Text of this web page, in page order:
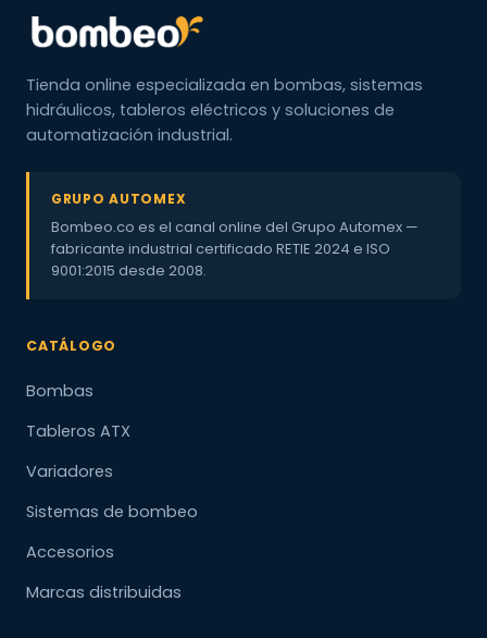
Tienda online especializada en bombas, sistemas
hidráulicos, tableros eléctricos y soluciones de
automatización industrial.
GRUPO AUTOMEX
Bombeo.co es el canal online del Grupo Automex —
fabricante industrial certificado RETIE 2024 e ISO
9001:2015 desde 2008.
CATÁLOGO
Bombas
Tableros ATX
Variadores
Sistemas de bombeo
Accesorios
Marcas distribuidas